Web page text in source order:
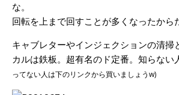
な。
回転を上まで回すことが多くなったから
キャブレターやインジェクションの清掃
カルは鉄板。超有名のド定番。知らない
ってない人は下のリンクから買いましょうw)